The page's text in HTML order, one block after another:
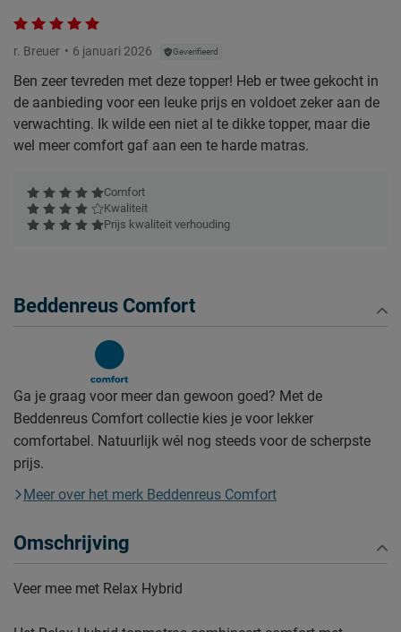
r. Breuer 6 januari 2026 Geverifieerd
Ben zeer tevreden met deze topper! Heb er twee gekocht in
de aanbieding voor een leuke prijs en voldoet zeker aan de
verwachting. Ik wilde een niet al te dikke topper, maar die
wel meer comfort gaf aan een te harde matras.
Comfort
Kwaliteit
Prijs kwaliteit verhouding
Beddenreus Comfort
Ga je graag voor meer dan gewoon goed? Met de
Beddenreus Comfort collectie kies je voor lekker
comfortabel. Natuurlijk wél nog steeds voor de scherpste
prijs.
Meer over het merk Beddenreus Comfort
Omschrijving
Veer mee met Relax Hybrid